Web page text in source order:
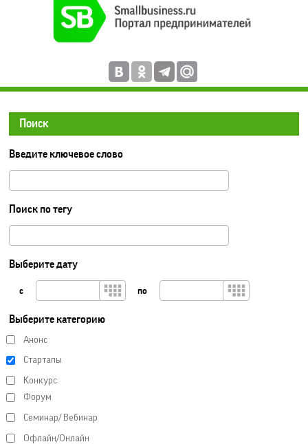
Поиск
Введите ключевое слово
Поиск по тегу
Выберите дату
с по
Выберите категорию
Анонс
Стартапы
Конкурс
Форум
Семинар/ Вебинар
Офлайн/Онлайн